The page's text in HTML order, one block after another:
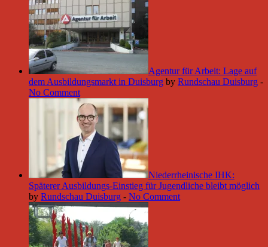
Agentur für Arbeit: Lage auf
dem Ausbildungsmarkt in Duisburg by Rundschau Duisburg -
No Comment
Niederrheinische IHK:
Späterer Ausbildungs-Einstieg für Jugendliche bleibt möglich
by Rundschau Duisburg - No Comment